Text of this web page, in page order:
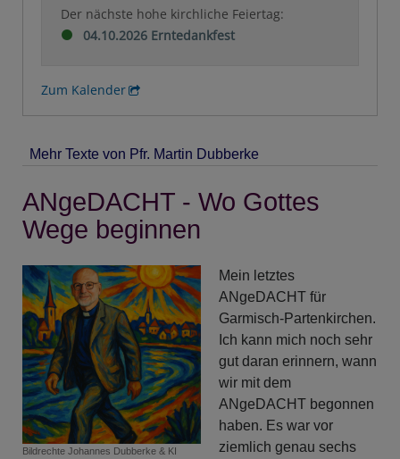
Der nächste hohe kirchliche Feiertag:
04.10.2026 Erntedankfest
Zum Kalender
Mehr Texte von Pfr. Martin Dubberke
ANgeDACHT - Wo Gottes
Wege beginnen
Bildrechte Johannes Dubberke & KI
Mein letztes
ANgeDACHT für
Garmisch-Partenkirchen.
Ich kann mich noch sehr
gut daran erinnern, wann
wir mit dem
ANgeDACHT begonnen
haben. Es war vor
ziemlich genau sechs